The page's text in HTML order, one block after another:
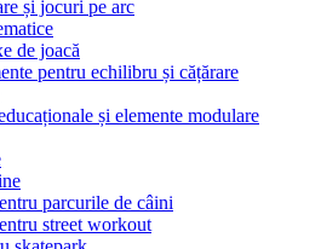
și jocuri pe arc
de joacă
pentru echilibru și cățărare
și elemente modulare
parcurile de câini
street workout